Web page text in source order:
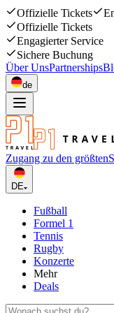
Offizielle Tickets
Offizielle Tickets
Engagierter Service
Sichere Buchung
Über UnsPartnerships
de
Zugang zu den größten
DE
Fußball
Formel 1
Tennis
Rugby
Konzerte
Mehr
Deals